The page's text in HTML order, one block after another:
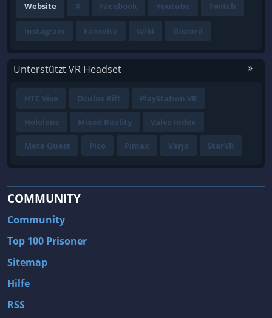
Website X Facebook Youtube Twitch
Instagram Fanseite Wiki Discord
Unterstützt VR Headset
HTC Vive Oculus Rift PlayStation VR
Hololens Mixed Reality Valve Index
Meta Quest Pico Pimax Varjo StarVR
COMMUNITY
Community
Top 100 Prisoner
Sitemap
Hilfe
RSS